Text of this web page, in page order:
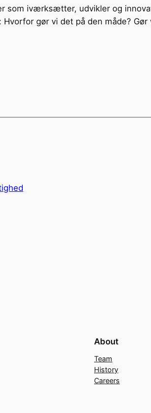
som iværksætter, udvikler og
gør vi det på den måde?
About
Team
History
Careers